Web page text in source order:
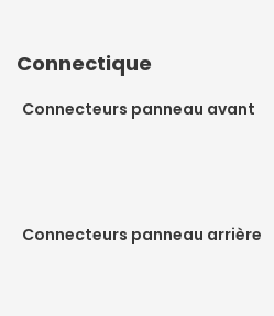
Connectique
Connecteurs panneau avant
Connecteurs panneau arrière